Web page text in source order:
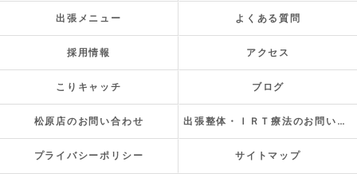
出張メニュー よくある質問
採用情報 アクセス
こりキャッチ ブログ
松原店のお問い合わせ 出張整体・ＩＲＴ療法のお問い合わせ
プライバシーポリシー サイトマップ